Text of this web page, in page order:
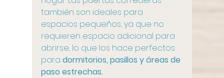
también son ideales para
espacios pequeños, ya que no
requieren espacio adicional para
abrirse, lo que los hace perfectos
para dormitorios, pasillos y áreas de
paso estrechas.